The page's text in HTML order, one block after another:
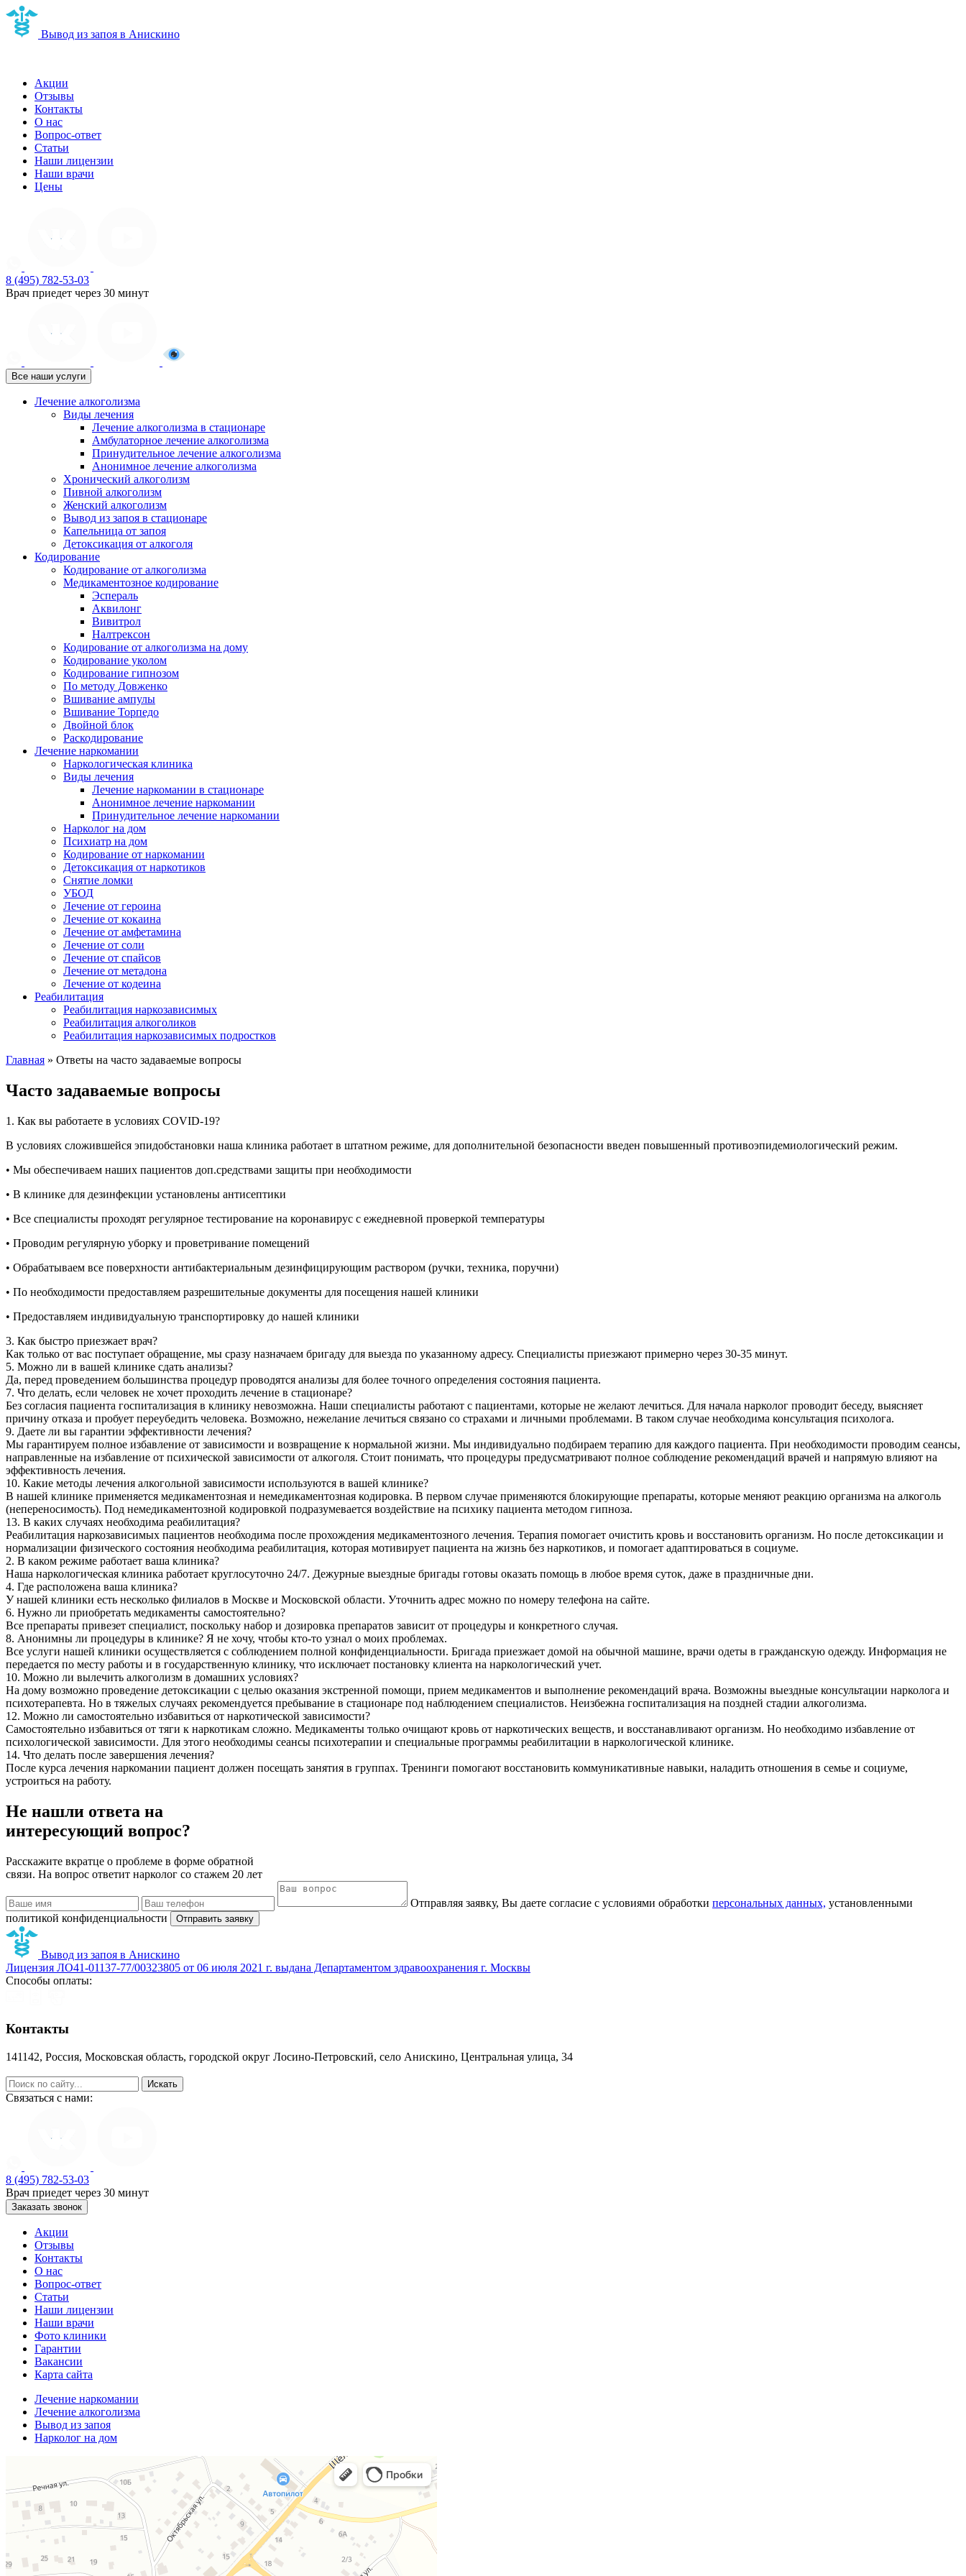
Вывод из запоя в Анискино
Акции
Отзывы
Контакты
О нас
Вопрос-ответ
Статьи
Наши лицензии
Наши врачи
Цены
8 (495) 782-53-03
Врач приедет через 30 минут
Все наши услуги
Лечение алкоголизма
Виды лечения
Лечение алкоголизма в стационаре
Амбулаторное лечение алкоголизма
Принудительное лечение алкоголизма
Анонимное лечение алкоголизма
Хронический алкоголизм
Пивной алкоголизм
Женский алкоголизм
Вывод из запоя в стационаре
Капельница от запоя
Детоксикация от алкоголя
Кодирование
Кодирование от алкоголизма
Медикаментозное кодирование
Эспераль
Аквилонг
Вивитрол
Налтрексон
Кодирование от алкоголизма на дому
Кодирование уколом
Кодирование гипнозом
По методу Довженко
Вшивание ампулы
Вшивание Торпедо
Двойной блок
Раскодирование
Лечение наркомании
Наркологическая клиника
Виды лечения
Лечение наркомании в стационаре
Анонимное лечение наркомании
Принудительное лечение наркомании
Нарколог на дом
Психиатр на дом
Кодирование от наркомании
Детоксикация от наркотиков
Снятие ломки
УБОД
Лечение от героина
Лечение от кокаина
Лечение от амфетамина
Лечение от соли
Лечение от спайсов
Лечение от метадона
Лечение от кодеина
Реабилитация
Реабилитация наркозависимых
Реабилитация алкоголиков
Реабилитация наркозависимых подростков
Главная » Ответы на часто задаваемые вопросы
Часто задаваемые вопросы
1. Как вы работаете в условиях COVID-19?
В условиях сложившейся эпидобстановки наша клиника работает в штатном режиме, для дополнительной безопасности введен повышенный противоэпидемиологический режим.
• Мы обеспечиваем наших пациентов доп.средствами защиты при необходимости
• В клинике для дезинфекции установлены антисептики
• Все специалисты проходят регулярное тестирование на коронавирус с ежедневной проверкой температуры
• Проводим регулярную уборку и проветривание помещений
• Обрабатываем все поверхности антибактериальным дезинфицирующим раствором (ручки, техника, поручни)
• По необходимости предоставляем разрешительные документы для посещения нашей клиники
• Предоставляем индивидуальную транспортировку до нашей клиники
3. Как быстро приезжает врач?
Как только от вас поступает обращение, мы сразу назначаем бригаду для выезда по указанному адресу. Специалисты приезжают примерно через 30-35 минут.
5. Можно ли в вашей клинике сдать анализы?
Да, перед проведением большинства процедур проводятся анализы для более точного определения состояния пациента.
7. Что делать, если человек не хочет проходить лечение в стационаре?
Без согласия пациента госпитализация в клинику невозможна. Наши специалисты работают с пациентами, которые не желают лечиться. Для начала нарколог проводит беседу, выясняет
причину отказа и пробует переубедить человека. Возможно, нежелание лечиться связано со страхами и личными проблемами. В таком случае необходима консультация психолога.
9. Даете ли вы гарантии эффективности лечения?
Мы гарантируем полное избавление от зависимости и возвращение к нормальной жизни. Мы индивидуально подбираем терапию для каждого пациента. При необходимости проводим сеансы,
направленные на избавление от психической зависимости от алкоголя. Стоит понимать, что процедуры предусматривают полное соблюдение рекомендаций врачей и напрямую влияют на
эффективность лечения.
10. Какие методы лечения алкогольной зависимости используются в вашей клинике?
В нашей клинике применяется медикаментозная и немедикаментозная кодировка. В первом случае применяются блокирующие препараты, которые меняют реакцию организма на алкоголь
(непереносимость). Под немедикаментозной кодировкой подразумевается воздействие на психику пациента методом гипноза.
13. В каких случаях необходима реабилитация?
Реабилитация наркозависимых пациентов необходима после прохождения медикаментозного лечения. Терапия помогает очистить кровь и восстановить организм. Но после детоксикации и
нормализации физического состояния необходима реабилитация, которая мотивирует пациента на жизнь без наркотиков, и помогает адаптироваться в социуме.
2. В каком режиме работает ваша клиника?
Наша наркологическая клиника работает круглосуточно 24/7. Дежурные выездные бригады готовы оказать помощь в любое время суток, даже в праздничные дни.
4. Где расположена ваша клиника?
У нашей клиники есть несколько филиалов в Москве и Московской области. Уточнить адрес можно по номеру телефона на сайте.
6. Нужно ли приобретать медикаменты самостоятельно?
Все препараты привезет специалист, поскольку набор и дозировка препаратов зависит от процедуры и конкретного случая.
8. Анонимны ли процедуры в клинике? Я не хочу, чтобы кто-то узнал о моих проблемах.
Все услуги нашей клиники осуществляется с соблюдением полной конфиденциальности. Бригада приезжает домой на обычной машине, врачи одеты в гражданскую одежду. Информация не
передается по месту работы и в государственную клинику, что исключает постановку клиента на наркологический учет.
10. Можно ли вылечить алкоголизм в домашних условиях?
На дому возможно проведение детоксикации с целью оказания экстренной помощи, прием медикаментов и выполнение рекомендаций врача. Возможны выездные консультации нарколога и
психотерапевта. Но в тяжелых случаях рекомендуется пребывание в стационаре под наблюдением специалистов. Неизбежна госпитализация на поздней стадии алкоголизма.
12. Можно ли самостоятельно избавиться от наркотической зависимости?
Самостоятельно избавиться от тяги к наркотикам сложно. Медикаменты только очищают кровь от наркотических веществ, и восстанавливают организм. Но необходимо избавление от
психологической зависимости. Для этого необходимы сеансы психотерапии и специальные программы реабилитации в наркологической клинике.
14. Что делать после завершения лечения?
После курса лечения наркомании пациент должен посещать занятия в группах. Тренинги помогают восстановить коммуникативные навыки, наладить отношения в семье и социуме,
устроиться на работу.
Не нашли ответа на
интересующий вопрос?
Расскажите вкратце о проблеме в форме обратной
связи. На вопрос ответит нарколог со стажем 20 лет
Отправляя заявку, Вы даете согласие с условиями обработки персональных данных, установленными
политикой конфиденциальности
Вывод из запоя в Анискино
Лицензия ЛО41-01137-77/00323805 от 06 июля 2021 г. выдана Департаментом здравоохранения г. Москвы
Способы оплаты:
Контакты
141142, Россия, Московская область, городской округ Лосино-Петровский, село Анискино, Центральная улица, 34
Связаться с нами:
8 (495) 782-53-03
Врач приедет через 30 минут
Заказать звонок
Акции
Отзывы
Контакты
О нас
Вопрос-ответ
Статьи
Наши лицензии
Наши врачи
Фото клиники
Гарантии
Вакансии
Карта сайта
Лечение наркомании
Лечение алкоголизма
Вывод из запоя
Нарколог на дом